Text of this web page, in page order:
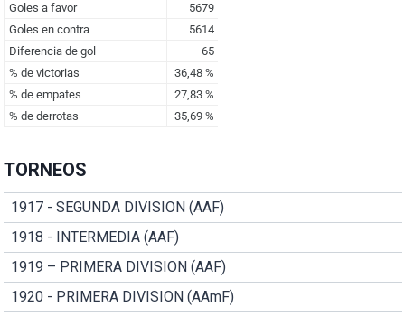
TORNEOS
1917 - SEGUNDA DIVISION (AAF)
1918 - INTERMEDIA (AAF)
1919 – PRIMERA DIVISION (AAF)
1920 - PRIMERA DIVISION (AAmF)